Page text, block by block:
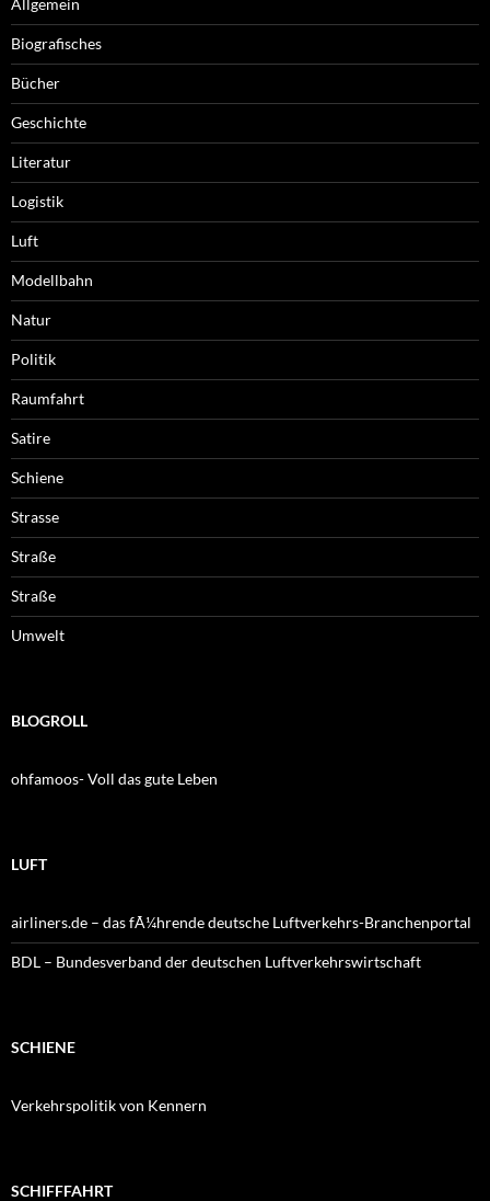
Allgemein
Biografisches
Bücher
Geschichte
Literatur
Logistik
Luft
Modellbahn
Natur
Politik
Raumfahrt
Satire
Schiene
Strasse
Straße
Straße
Umwelt
BLOGROLL
ohfamoos- Voll das gute Leben
LUFT
airliners.de – das fÃ¼hrende deutsche Luftverkehrs-Branchenportal
BDL – Bundesverband der deutschen Luftverkehrswirtschaft
SCHIENE
Verkehrspolitik von Kennern
SCHIFFFAHRT